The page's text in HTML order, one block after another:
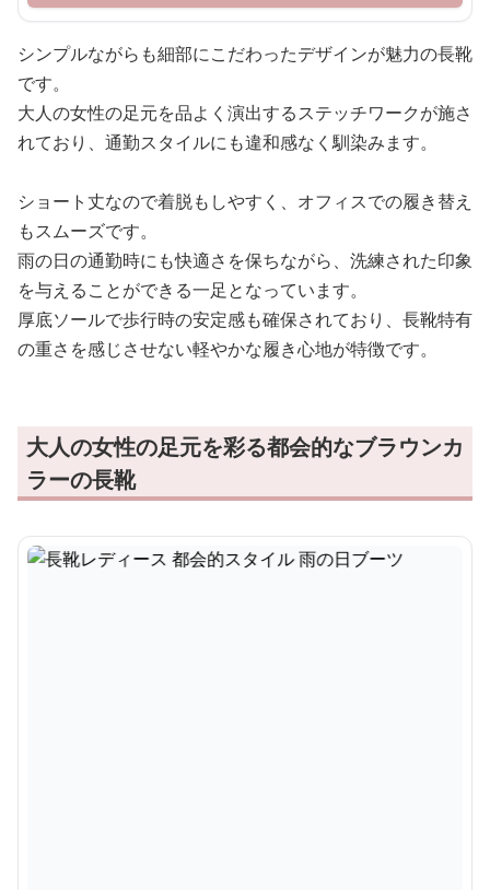
シンプルながらも細部にこだわったデザインが魅力の長靴
です。
大人の女性の足元を品よく演出するステッチワークが施さ
れており、通勤スタイルにも違和感なく馴染みます。
ショート丈なので着脱もしやすく、オフィスでの履き替え
もスムーズです。
雨の日の通勤時にも快適さを保ちながら、洗練された印象
を与えることができる一足となっています。
厚底ソールで歩行時の安定感も確保されており、長靴特有
の重さを感じさせない軽やかな履き心地が特徴です。
大人の女性の足元を彩る都会的なブラウンカ
ラーの長靴